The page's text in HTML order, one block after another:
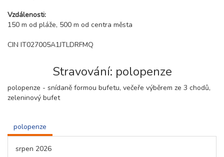
Vzdálenosti:
150 m od pláže, 500 m od centra města
CIN IT027005A1JTLDRFMQ
Stravování: polopenze
polopenze - snídaně formou bufetu, večeře výběrem ze 3 chodů,
zeleninový bufet
polopenze
srpen 2026